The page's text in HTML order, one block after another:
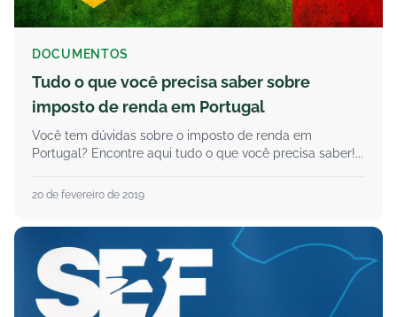
DOCUMENTOS
Tudo o que você precisa saber sobre
imposto de renda em Portugal
Você tem dúvidas sobre o imposto de renda em
Portugal? Encontre aqui tudo o que você precisa saber!...
20 de fevereiro de 2019